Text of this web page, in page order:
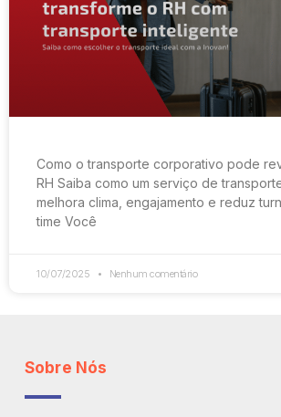
Como o transporte corporativo pode
RH Saiba como um serviço de
melhora clima, engajamento e reduz
time Você
10/07/2025 Nenhum comentário
Sobre Nós